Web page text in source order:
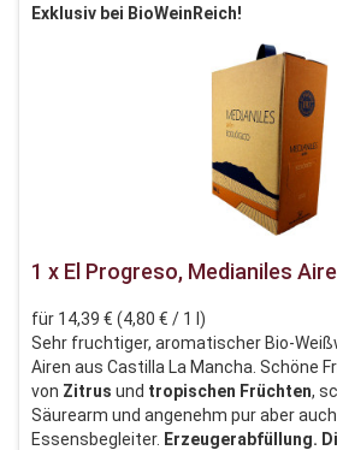
Exklusiv bei BioWeinReich!
1 x El Progreso, Medianiles
für 14,39 € (4,80 € / 1 l)
Sehr fruchtiger, aromatischer Bio-
Airen aus Castilla La Mancha. Schöne
von Zitrus und tropischen Früchten,
Säurearm und angenehm pur aber
Essensbegleiter. Erzeugerabfüllung.